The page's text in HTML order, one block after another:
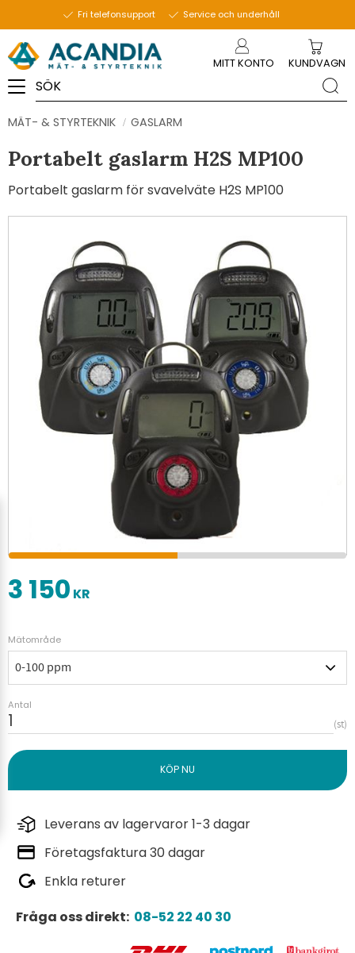
Fri telefonsupport Service och underhåll
MITT KONTO KUNDVAGN
MÄT- & STYRTEKNIK GASLARM
Portabelt gaslarm H2S MP100
Portabelt gaslarm för svavelväte H2S MP100
3 150 KR
Mätområde
Antal
st
Leverans av lagervaror 1-3 dagar
Företagsfaktura 30 dagar
Enkla returer
Fråga oss direkt: 08-52 22 40 30